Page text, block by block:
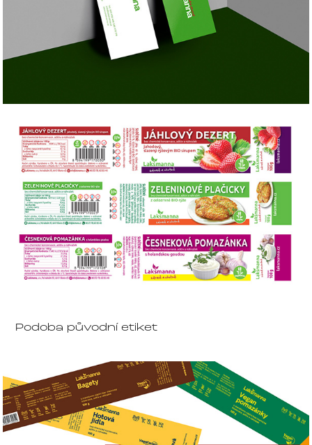
Podoba původní etiket